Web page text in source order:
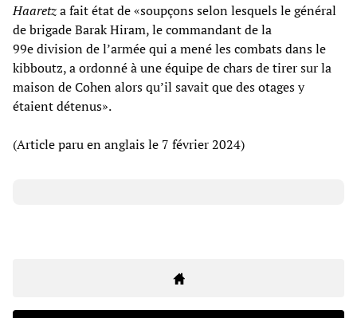
Haaretza fait état de «soupçons selon lesquels le général
de brigade Barak Hiram, le commandant de la
99e division de l’armée qui a mené les combats dans le
kibboutz, a ordonné à une équipe de chars de tirer sur la
maison de Cohen alors qu’il savait que des otages y
étaient détenus».
(Article paru en anglais le 7 février 2024)